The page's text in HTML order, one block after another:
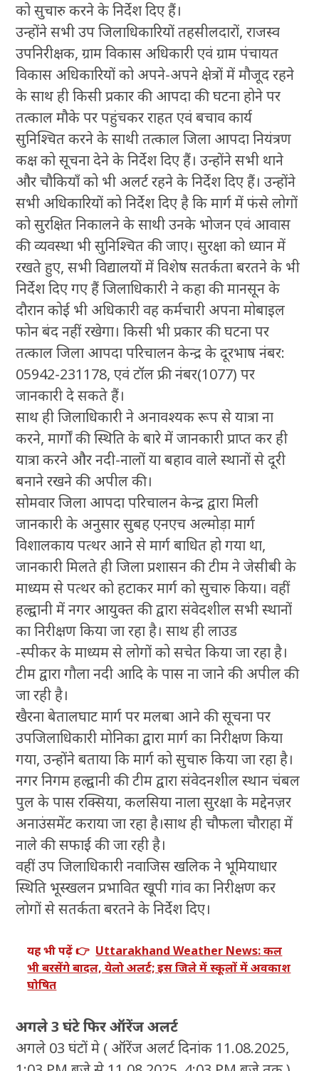
को सुचारु करने के निर्देश दिए हैं।
उन्होंने सभी उप जिलाधिकारियों तहसीलदारों, राजस्व
उपनिरीक्षक, ग्राम विकास अधिकारी एवं ग्राम पंचायत
विकास अधिकारियों को अपने-अपने क्षेत्रों में मौजूद रहने
के साथ ही किसी प्रकार की आपदा की घटना होने पर
तत्काल मौके पर पहुंचकर राहत एवं बचाव कार्य
सुनिश्चित करने के साथी तत्काल जिला आपदा नियंत्रण
कक्ष को सूचना देने के निर्देश दिए हैं। उन्होंने सभी थाने
और चौकियाँ को भी अलर्ट रहने के निर्देश दिए हैं। उन्होंने
सभी अधिकारियों को निर्देश दिए है कि मार्ग में फंसे लोगों
को सुरक्षित निकालने के साथी उनके भोजन एवं आवास
की व्यवस्था भी सुनिश्चित की जाए। सुरक्षा को ध्यान में
रखते हुए, सभी विद्यालयों में विशेष सतर्कता बरतने के भी
निर्देश दिए गए हैं जिलाधिकारी ने कहा की मानसून के
दौरान कोई भी अधिकारी वह कर्मचारी अपना मोबाइल
फोन बंद नहीं रखेगा। किसी भी प्रकार की घटना पर
तत्काल जिला आपदा परिचालन केन्द्र के दूरभाष नंबर:
05942-231178, एवं टॉल फ्री नंबर(1077) पर
जानकारी दे सकते हैं।
साथ ही जिलाधिकारी ने अनावश्यक रूप से यात्रा ना
करने, मार्गों की स्थिति के बारे में जानकारी प्राप्त कर ही
यात्रा करने और नदी-नालों या बहाव वाले स्थानों से दूरी
बनाने रखने की अपील की।
सोमवार जिला आपदा परिचालन केन्द्र द्वारा मिली
जानकारी के अनुसार सुबह एनएच अल्मोड़ा मार्ग
विशालकाय पत्थर आने से मार्ग बाधित हो गया था,
जानकारी मिलते ही जिला प्रशासन की टीम ने जेसीबी के
माध्यम से पत्थर को हटाकर मार्ग को सुचारु किया। वहीं
हल्द्वानी में नगर आयुक्त की द्वारा संवेदशील सभी स्थानों
का निरीक्षण किया जा रहा है। साथ ही लाउड
-स्पीकर के माध्यम से लोगों को सचेत किया जा रहा है।
टीम द्वारा गौला नदी आदि के पास ना जाने की अपील की
जा रही है।
खैरना बेतालघाट मार्ग पर मलबा आने की सूचना पर
उपजिलाधिकारी मोनिका द्वारा मार्ग का निरीक्षण किया
गया, उन्होंने बताया कि मार्ग को सुचारु किया जा रहा है।
नगर निगम हल्द्वानी की टीम द्वारा संवेदनशील स्थान चंबल
पुल के पास रक्सिया, कलसिया नाला सुरक्षा के मद्देनज़र
अनाउंसमेंट कराया जा रहा है।साथ ही चौफला चौराहा में
नाले की सफाई की जा रही है।
वहीं उप जिलाधिकारी नवाजिस खलिक ने भूमियाधार
स्थिति भूस्खलन प्रभावित खूपी गांव का निरीक्षण कर
लोगों से सतर्कता बरतने के निर्देश दिए।
यह भी पढ़ें 👉 Uttarakhand Weather News: कल
भी बरसेंगे बादल, येलो अलर्ट; इस जिले में स्कूलों में अवकाश
घोषित
अगले 3 घंटे फिर ऑरेंज अलर्ट
अगले 03 घंटों मे ( ऑरेंज अलर्ट दिनांक 11.08.2025,